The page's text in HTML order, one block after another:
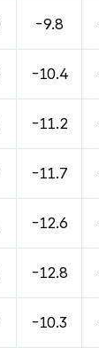
-9.8
-10.4
-11.2
-11.7
-12.6
-12.8
-10.3